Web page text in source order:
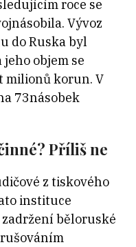
roce se
Vývoz
do Ruska byl
objem se
milionů korun. V
73násobek
Příliš ne
z tiskového
instituce
běloruské